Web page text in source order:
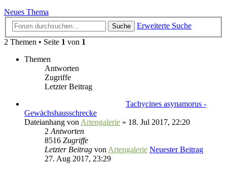
Neues Thema
Suche
Erweiterte Suche
2 Themen • Seite 1 von 1
Themen
Antworten
Zugriffe
Letzter Beitrag
Tachycines asynamorus -
Gewächshausschrecke
Dateianhang von Artengalerie » 18. Jul 2017, 22:20
2 Antworten
8516 Zugriffe
Letzter Beitrag von Artengalerie Neuester Beitrag
27. Aug 2017, 23:29